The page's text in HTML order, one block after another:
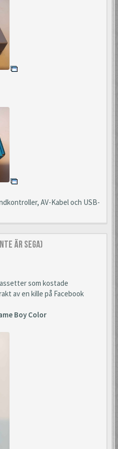
AV-Kabel och USB-
är Sega)
som kostade
av en kille på Facebook
Boy Color